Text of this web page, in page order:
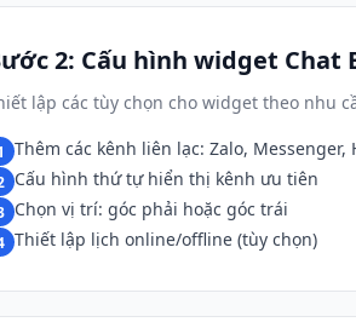
2: Cấu hình widget Chat
lập các tùy chọn cho widget theo nhu
Thêm các kênh liên lạc: Zalo, Messenger,
Cấu hình thứ tự hiển thị kênh ưu tiên
Chọn vị trí: góc phải hoặc góc trái
Thiết lập lịch online/offline (tùy chọn)